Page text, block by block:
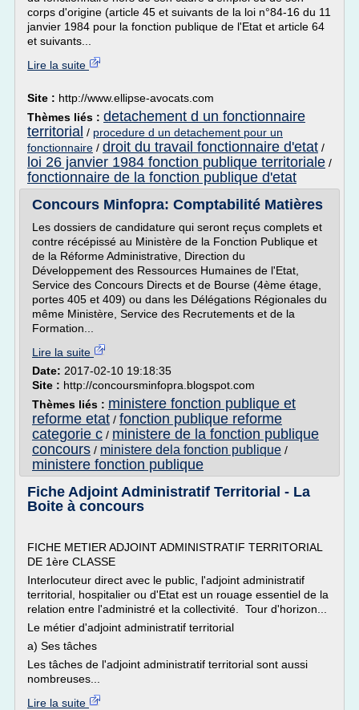
corps d'origine (article 45 et suivants de la loi n°84-16 du 11
janvier 1984 pour la fonction publique de l'Etat et article 64
et suivants...
Lire la suite
Site : http://www.ellipse-avocats.com
Thèmes liés : detachement d un fonctionnaire
territorial / procedure d un detachement pour un
fonctionnaire / droit du travail fonctionnaire d'etat /
loi 26 janvier 1984 fonction publique territoriale /
fonctionnaire de la fonction publique d'etat
Concours Minfopra: Comptabilité Matières
Les dossiers de candidature qui seront reçus complets et
contre récépissé au Ministère de la Fonction Publique et
de la Réforme Administrative, Direction du
Développement des Ressources Humaines de l'Etat,
Service des Concours Directs et de Bourse (4ème étage,
portes 405 et 409) ou dans les Délégations Régionales du
même Ministère, Service des Recrutements et de la
Formation...
Lire la suite
Date: 2017-02-10 19:18:35
Site : http://concoursminfopra.blogspot.com
Thèmes liés : ministere fonction publique et
reforme etat / fonction publique reforme
categorie c / ministere de la fonction publique
concours / ministere dela fonction publique /
ministere fonction publique
Fiche Adjoint Administratif Territorial - La
Boite à concours
FICHE METIER ADJOINT ADMINISTRATIF TERRITORIAL
DE 1ère CLASSE
Interlocuteur direct avec le public, l'adjoint administratif
territorial, hospitalier ou d'Etat est un rouage essentiel de la
relation entre l'administré et la collectivité. Tour d'horizon...
Le métier d'adjoint administratif territorial
a) Ses tâches
Les tâches de l'adjoint administratif territorial sont aussi
nombreuses...
Lire la suite